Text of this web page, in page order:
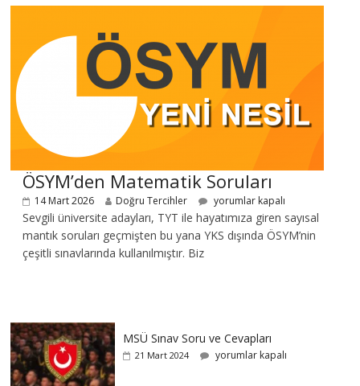
ÖSYM’den Matematik Soruları
14 Mart 2026 Doğru Tercihler yorumlar kapalı
Sevgili üniversite adayları, TYT ile hayatımıza giren sayısal
mantık soruları geçmişten bu yana YKS dışında ÖSYM’nin
çeşitli sınavlarında kullanılmıştır. Biz
MSÜ Sınav Soru ve Cevapları
21 Mart 2024 yorumlar kapalı